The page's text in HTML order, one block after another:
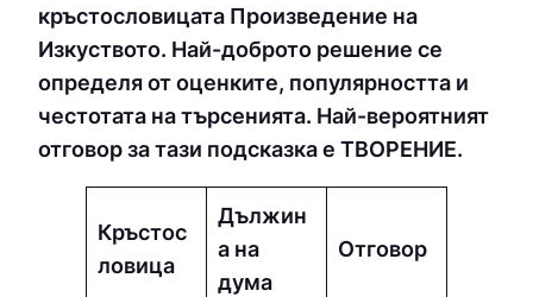
кръстословицата Произведение на
Изкуството. Най-доброто решение се
определя от оценките, популярността и
честотата на търсенията. Най-вероятният
отговор за тази подсказка е ТВOPEНИE.
Кръстос
ловица
Дължин
а на
дума
Отговор